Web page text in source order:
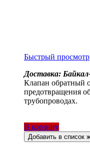
Быстрый просмотр
Доставка:
Клапан обратный
предотвращения
трубопроводах.
В корзину
Добавить в список